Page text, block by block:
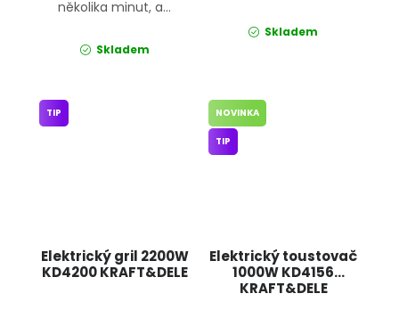
několika minut, a...
Skladem
Skladem
Elektrický gril 2200W
KD4200 KRAFT&DELE
TIP
Elektrický toustovač
1000W KD4156
KRAFT&DELE
NOVINKA
TIP